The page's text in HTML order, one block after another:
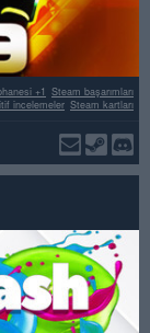
Steam başarımları
+1
Steam kartları
incelemeler